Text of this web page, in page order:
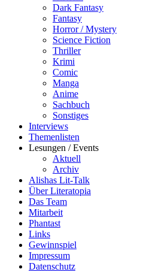
Dark Fantasy
Fantasy
Horror / Mystery
Science Fiction
Thriller
Krimi
Comic
Manga
Anime
Sachbuch
Sonstiges
Interviews
Themenlisten
Lesungen / Events
Aktuell
Archiv
Alishas Lit-Talk
Über Literatopia
Das Team
Mitarbeit
Phantast
Links
Gewinnspiel
Impressum
Datenschutz